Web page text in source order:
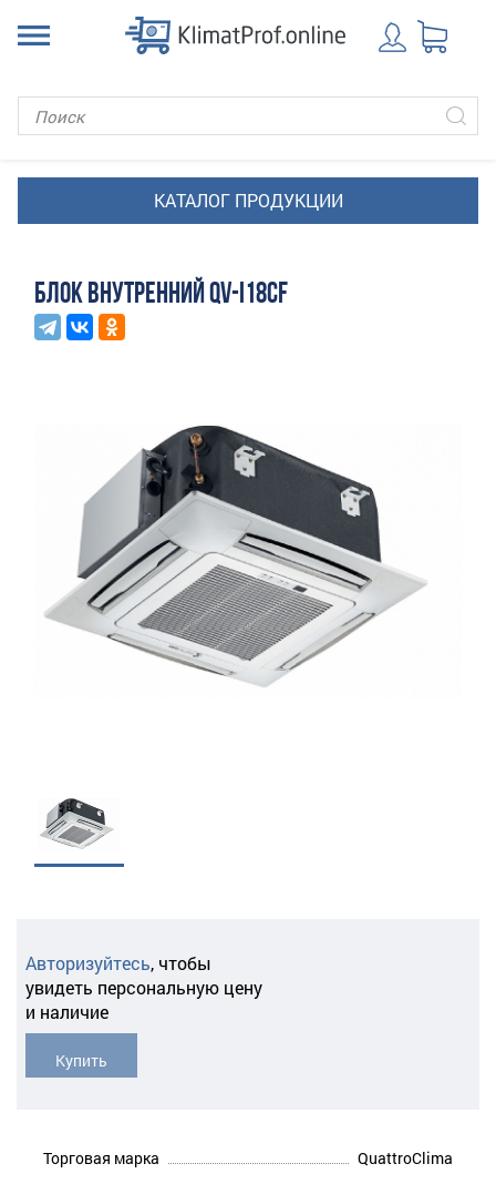
БЛОК ВНУТРЕННИЙ QV-I18CF
Авторизуйтесь, чтобы
увидеть персональную цену
и наличие
Купить
Торговая марка
QuattroClima